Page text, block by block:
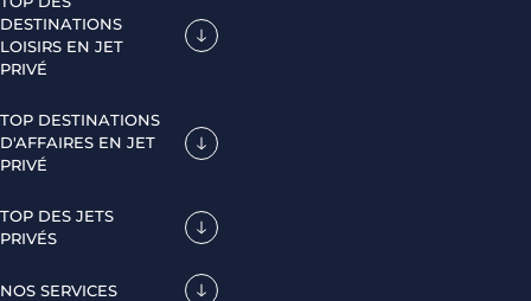
DESTINATIONS
LOISIRS EN JET
PRIVÉ
TOP DESTINATIONS
D'AFFAIRES EN JET
PRIVÉ
TOP DES JETS
PRIVÉS
NOS SERVICES